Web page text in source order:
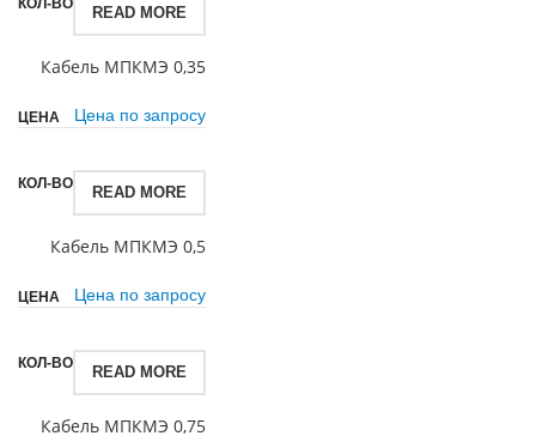
READ MORE
Кабель МПКМЭ 0,35
Цена по запросу
READ MORE
Кабель МПКМЭ 0,5
Цена по запросу
READ MORE
Кабель МПКМЭ 0,75